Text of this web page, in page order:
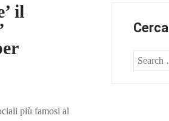
il
più famosi al
Cerca